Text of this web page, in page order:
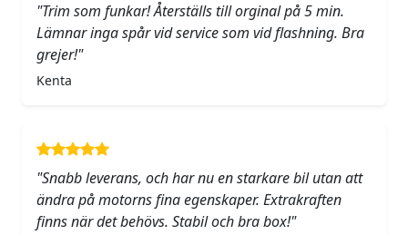
"Trim som funkar! Återställs till orginal på 5 min.
Lämnar inga spår vid service som vid flashning. Bra
grejer!"
Kenta
"Snabb leverans, och har nu en starkare bil utan att
ändra på motorns fina egenskaper. Extrakraften
finns när det behövs. Stabil och bra box!"